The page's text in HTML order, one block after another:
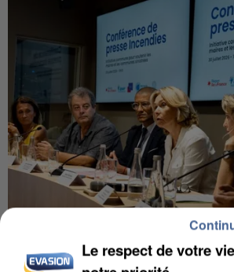
INCENDIES : L’ÎLE-DE-FRANCE
Le respect de votre